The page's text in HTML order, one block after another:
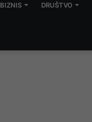
BIZNIS DRUŠTVO